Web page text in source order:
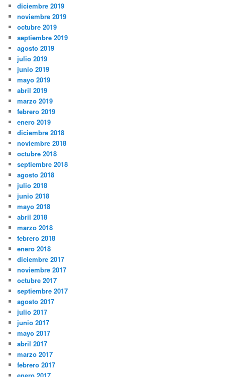
diciembre 2019
noviembre 2019
octubre 2019
septiembre 2019
agosto 2019
julio 2019
junio 2019
mayo 2019
abril 2019
marzo 2019
febrero 2019
enero 2019
diciembre 2018
noviembre 2018
octubre 2018
septiembre 2018
agosto 2018
julio 2018
junio 2018
mayo 2018
abril 2018
marzo 2018
febrero 2018
enero 2018
diciembre 2017
noviembre 2017
octubre 2017
septiembre 2017
agosto 2017
julio 2017
junio 2017
mayo 2017
abril 2017
marzo 2017
febrero 2017